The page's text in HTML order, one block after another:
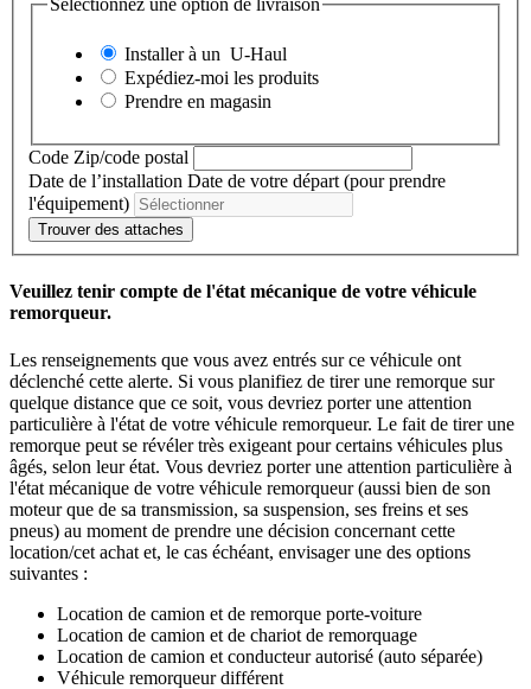
Sélectionnez une option de livraison
Installer à un U-Haul
Expédiez-moi les produits
Prendre en magasin
Code Zip/code postal
Date de l’installation Date de votre départ (pour prendre
l'équipement)
Trouver des attaches
Veuillez tenir compte de l'état mécanique de votre véhicule
remorqueur.
Les renseignements que vous avez entrés sur ce véhicule ont
déclenché cette alerte. Si vous planifiez de tirer une remorque sur
quelque distance que ce soit, vous devriez porter une attention
particulière à l'état de votre véhicule remorqueur. Le fait de tirer une
remorque peut se révéler très exigeant pour certains véhicules plus
âgés, selon leur état. Vous devriez porter une attention particulière à
l'état mécanique de votre véhicule remorqueur (aussi bien de son
moteur que de sa transmission, sa suspension, ses freins et ses
pneus) au moment de prendre une décision concernant cette
location/cet achat et, le cas échéant, envisager une des options
suivantes :
Location de camion et de remorque porte-voiture
Location de camion et de chariot de remorquage
Location de camion et conducteur autorisé (auto séparée)
Véhicule remorqueur différent